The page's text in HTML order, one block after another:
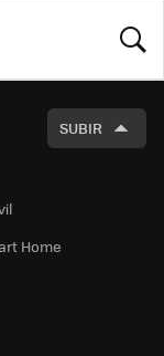
SUBIR
Home